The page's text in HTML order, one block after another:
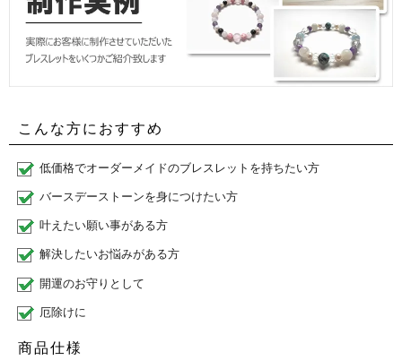
こんな方におすすめ
低価格でオーダーメイドのブレスレットを持ちたい方
バースデーストーンを身につけたい方
叶えたい願い事がある方
解決したいお悩みがある方
開運のお守りとして
厄除けに
商品仕様